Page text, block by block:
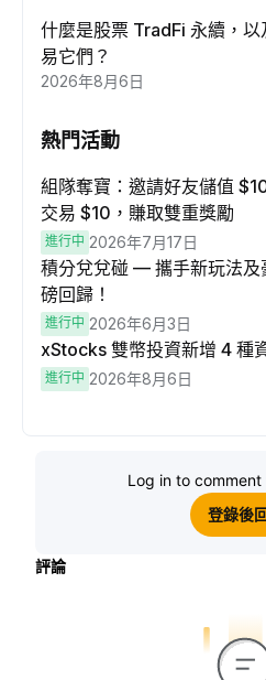
什麼是股票 TradFi 永續，
易它們？
2026年8月6日
熱門活動
組隊奪寶：邀請好友儲值
交易 $10，賺取雙重獎勵
進行中 2026年7月17日
積分兌兌碰 — 攜手新玩法及
磅回歸！
進行中 2026年6月3日
xStocks 雙幣投資新增 4 種
進行中 2026年8月6日
Log in to
登錄後
評論